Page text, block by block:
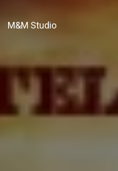
M&M Studio